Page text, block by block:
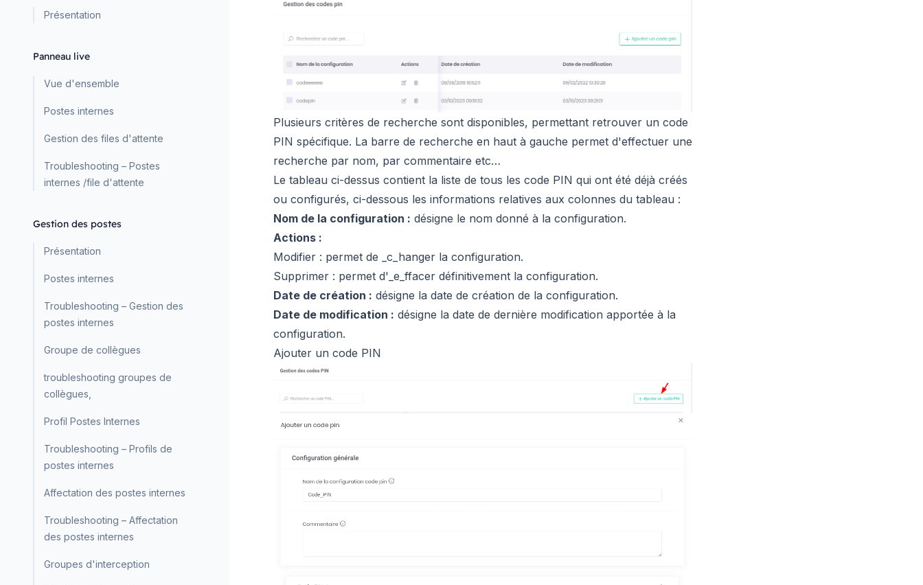
Présentation
Panneau live
Vue d'ensemble
Postes internes
Gestion des files d'attente
Troubleshooting – Postes
internes /file d'attente
Gestion des postes
Présentation
Postes internes
Troubleshooting – Gestion des
postes internes
Groupe de collègues
troubleshooting groupes de
collègues,
Profil Postes Internes
Troubleshooting – Profils de
postes internes
Affectation des postes internes
Troubleshooting – Affectation
des postes internes
Groupes d'interception
Plusieurs critères de recherche sont disponibles, permettant retrouver un code
PIN spécifique. La barre de recherche en haut à gauche permet d'effectuer une
recherche par nom, par commentaire etc…
Le tableau ci-dessus contient la liste de tous les code PIN qui ont été déjà créés
ou configurés, ci-dessous les informations relatives aux colonnes du tableau :
Nom de la configuration : désigne le nom donné à la configuration.
Actions :
Modifier : permet de _c_hanger la configuration.
Supprimer : permet d'_e_ffacer définitivement la configuration.
Date de création : désigne la date de création de la configuration.
Date de modification : désigne la date de dernière modification apportée à la
configuration.
Ajouter un code PIN